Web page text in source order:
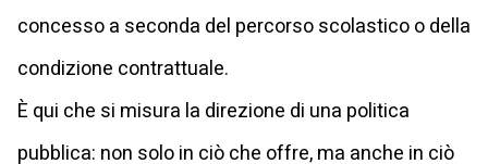
concesso a seconda del percorso scolastico o della
condizione contrattuale.
È qui che si misura la direzione di una politica
pubblica: non solo in ciò che offre, ma anche in ciò